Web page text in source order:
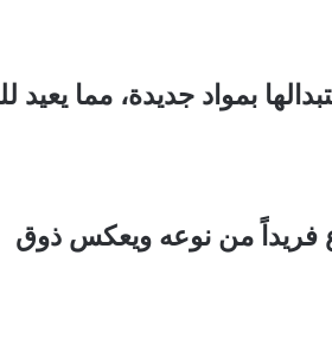
بمواد جديدة، مما يعيد
فريداً من نوعه ويعكس ذوق